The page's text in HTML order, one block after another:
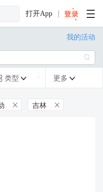
打开App
我的活动

类型  更多 
 吉林 